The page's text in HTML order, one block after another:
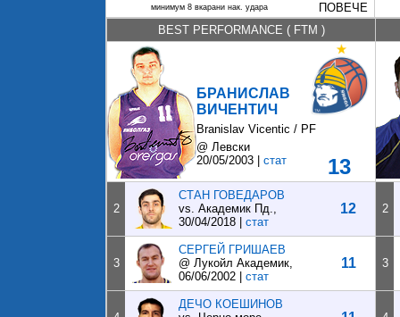
минимум 8 вкарани нак. удара
ПОВЕЧЕ
BEST PERFORMANCE ( FTM )
БРАНИСЛАВ
ВИЧЕНТИЧ
Branislav Vicentic / PF
@ Левски
20/05/2003 |
стат 13
2
СТАН ГОВЕДАРОВ
vs. Академик Пд.,
30/04/2018 |
стат
12 2
3
СЕРГЕЙ ГРИШАЕВ
@ Лукойл Академик,
06/06/2002 |
стат
11 3
ДЕЧО КОЕШИНОВ